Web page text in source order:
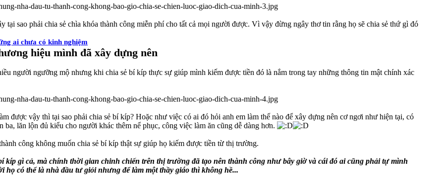
tại sao phải chia sẻ chìa khóa thành công miễn phí cho tất cả mọi người được. Vì vậy đừng ngây thơ tin rằng họ sẽ chia sẻ thứ gì đó
ai chưa có kinh nghiệm
hiệu mình đã xây dựng nên
người ngưỡng mộ nhưng khi chia sẻ bí kíp thực sự giúp mình kiếm được tiền đó là nắm trong tay những thông tin mật chính xác
được vậy thì tại sao phải chia sẻ bí kíp? Hoặc như việc có ai đó hỏi anh em làm thế nào để xây dựng nên cơ ngơi như hiện tại, có
lăn lộn đủ kiểu cho người khác thêm nể phục, công việc làm ăn cũng dễ dàng hơn.
công không muốn chia sẻ bí kíp thật sự giúp họ kiếm được tiền từ thị trường.
kíp gì cả, mà chính thời gian chinh chiến trên thị trường đã tạo nên thành công như bây giờ và cái đó ai cũng phải tự mình
có thể là nhà đầu tư giỏi nhưng để làm một thầy giáo thì không hề...